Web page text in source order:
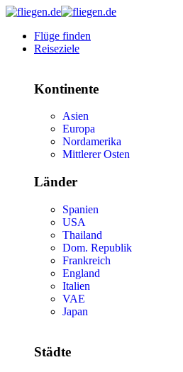
Flüge finden
Reiseziele
Kontinente
Asien
Europa
Nordamerika
Mittlerer Osten
Länder
Spanien
USA
Thailand
Dom. Republik
Frankreich
England
Italien
VAE
Japan
Städte